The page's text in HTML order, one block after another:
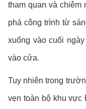
tham quan và chiêm
phá công trình từ
xuống vào cuối
vào cửa.
Tuy nhiên trong
vẹn toàn bộ khu